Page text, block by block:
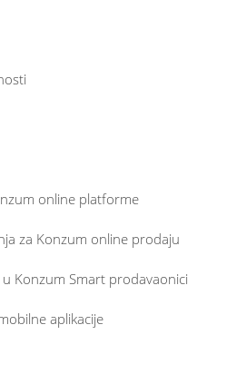
online platforme
za Konzum online prodaju
Konzum Smart prodavaonici
aplikacije